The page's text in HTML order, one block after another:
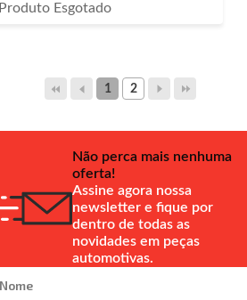
Produto Esgotado
1 2
Não perca mais nenhuma
oferta!
Assine agora nossa
newsletter e fique por
dentro de todas as
novidades em peças
automotivas.